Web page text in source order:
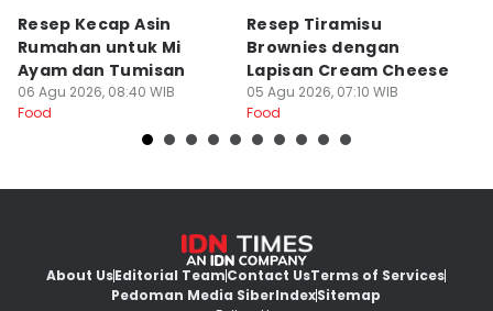
Resep Kecap Asin
Rumahan untuk Mi
Ayam dan Tumisan
06 Agu 2026, 08:40 WIB
Food
Resep Tiramisu
Brownies dengan
Lapisan Cream Cheese
05 Agu 2026, 07:10 WIB
Food
About UsEditorial TeamContact UsTerms of Services
Pedoman Media SiberIndexSitemap